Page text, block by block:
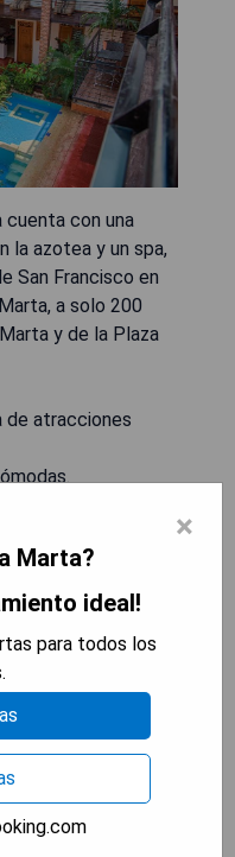
cuenta con una
la azotea y un spa,
San Francisco en
a solo 200
y de la Plaza
de atracciones
×
Marta?
ideal!
para todos los